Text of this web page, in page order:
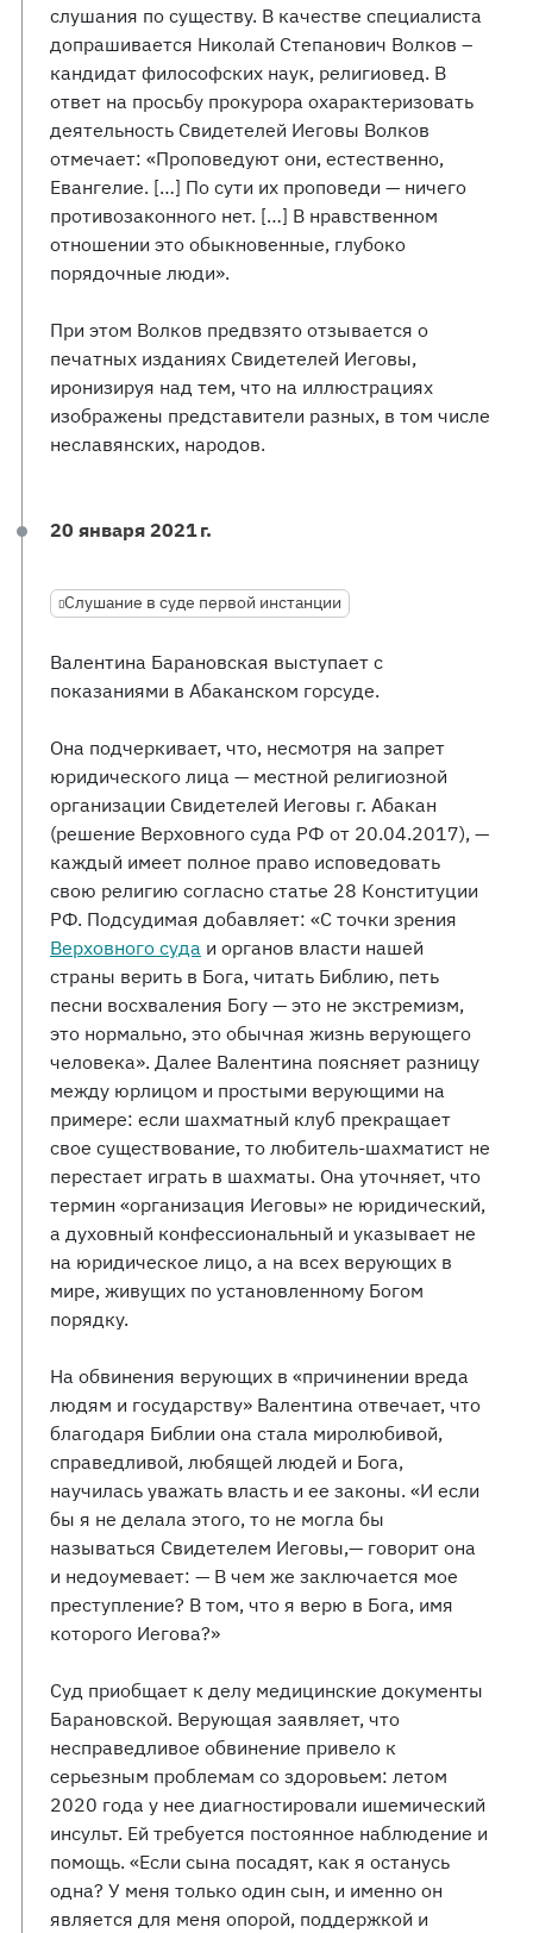
слушания по существу. В качестве специалиста
допрашивается Николай Степанович Волков –
кандидат философских наук, религиовед. В
ответ на просьбу прокурора охарактеризовать
деятельность Свидетелей Иеговы Волков
отмечает: «Проповедуют они, естественно,
Евангелие. […] По сути их проповеди — ничего
противозаконного нет. […] В нравственном
отношении это обыкновенные, глубоко
порядочные люди».
При этом Волков предвзято отзывается о
печатных изданиях Свидетелей Иеговы,
иронизируя над тем, что на иллюстрациях
изображены представители разных, в том числе
неславянских, народов.
20 января 2021 г.
Слушание в суде первой инстанции
Валентина Барановская выступает с
показаниями в Абаканском горсуде.
Она подчеркивает, что, несмотря на запрет
юридического лица — местной религиозной
организации Свидетелей Иеговы г. Абакан
(решение Верховного суда РФ от 20.04.2017), —
каждый имеет полное право исповедовать
свою религию согласно статье 28 Конституции
РФ. Подсудимая добавляет: «С точки зрения
Верховного суда и органов власти нашей
страны верить в Бога, читать Библию, петь
песни восхваления Богу — это не экстремизм,
это нормально, это обычная жизнь верующего
человека». Далее Валентина поясняет разницу
между юрлицом и простыми верующими на
примере: если шахматный клуб прекращает
свое существование, то любитель-шахматист не
перестает играть в шахматы. Она уточняет, что
термин «организация Иеговы» не юридический,
а духовный конфессиональный и указывает не
на юридическое лицо, а на всех верующих в
мире, живущих по установленному Богом
порядку.
На обвинения верующих в «причинении вреда
людям и государству» Валентина отвечает, что
благодаря Библии она стала миролюбивой,
справедливой, любящей людей и Бога,
научилась уважать власть и ее законы. «И если
бы я не делала этого, то не могла бы
называться Свидетелем Иеговы,— говорит она
и недоумевает: — В чем же заключается мое
преступление? В том, что я верю в Бога, имя
которого Иегова?»
Суд приобщает к делу медицинские документы
Барановской. Верующая заявляет, что
несправедливое обвинение привело к
серьезным проблемам со здоровьем: летом
2020 года у нее диагностировали ишемический
инсульт. Ей требуется постоянное наблюдение и
помощь. «Если сына посадят, как я останусь
одна? У меня только один сын, и именно он
является для меня опорой, поддержкой и